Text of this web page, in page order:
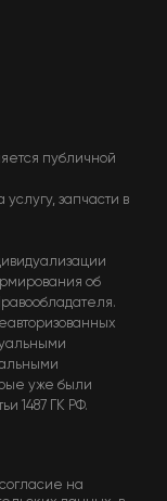
публичной
запчасти в
об
уже были
1487 ГК РФ.
на